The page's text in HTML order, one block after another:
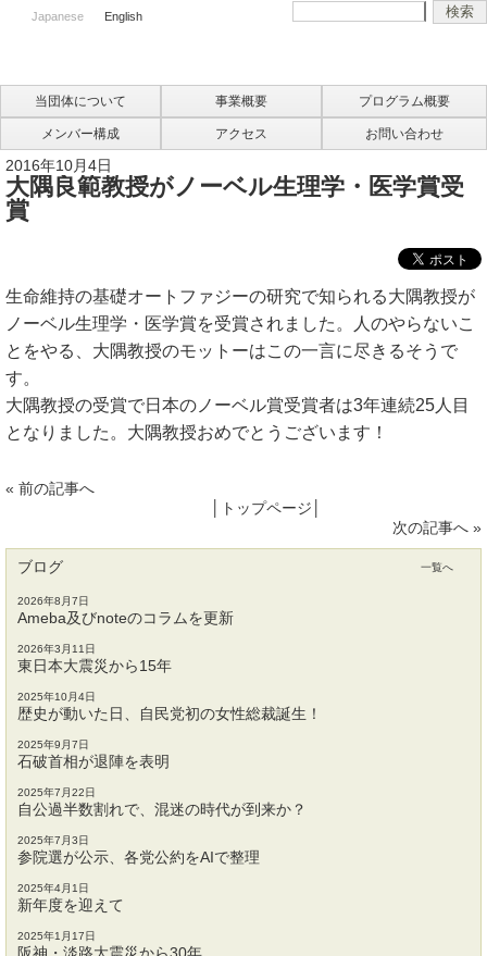
Japanese English
当団体について 事業概要 プログラム概要
メンバー構成 アクセス お問い合わせ
2016年10月4日
大隅良範教授がノーベル生理学・医学賞受
賞
生命維持の基礎オートファジーの研究で知られる大隅教授が
ノーベル生理学・医学賞を受賞されました。人のやらないこ
とをやる、大隅教授のモットーはこの一言に尽きるそうで
す。
大隅教授の受賞で日本のノーベル賞受賞者は3年連続25人目
となりました。大隅教授おめでとうございます！
« 前の記事へ
トップページ
次の記事へ »
ブログ 一覧へ
2026年8月7日
Ameba及びnoteのコラムを更新
2026年3月11日
東日本大震災から15年
2025年10月4日
歴史が動いた日、自民党初の女性総裁誕生！
2025年9月7日
石破首相が退陣を表明
2025年7月22日
自公過半数割れで、混迷の時代が到来か？
2025年7月3日
参院選が公示、各党公約をAIで整理
2025年4月1日
新年度を迎えて
2025年1月17日